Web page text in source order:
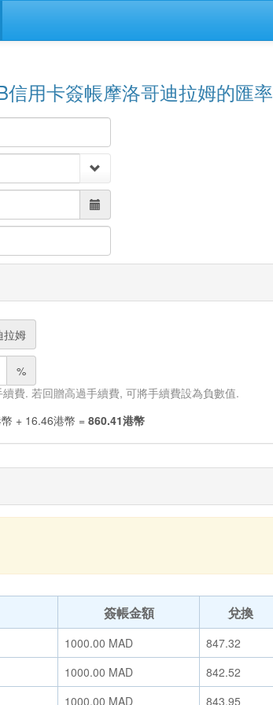
信用卡簽帳摩洛哥迪拉姆的匯率
拉姆
%
費. 若回贈高過手續費, 可將手續費設為負數值.
+ 16.46港幣 = 860.41港幣
簽帳金額 兌換
1000.00 MAD 847.32
1000.00 MAD 842.52
1000.00 MAD 843.95